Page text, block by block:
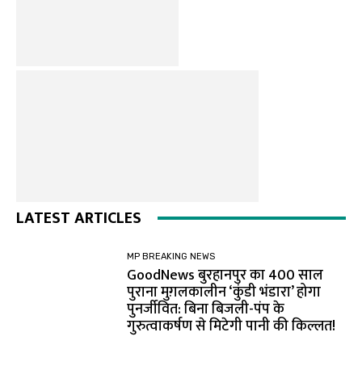
LATEST ARTICLES
MP BREAKING NEWS
GoodNews बुरहानपुर का 400 साल
पुराना मुग़लकालीन ‘कुंडी भंडारा’ होगा
पुनर्जीवित: बिना बिजली-पंप के
गुरुत्वाकर्षण से मिटेगी पानी की किल्लत!